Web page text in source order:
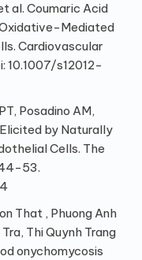
al. Coumaric Acid
Mediated
Cardiovascular
10.1007/s12012-
Posadino AM,
by Naturally
Cells. The
53.
That , Phuong Anh
Thi Quynh Trang
onychomycosis